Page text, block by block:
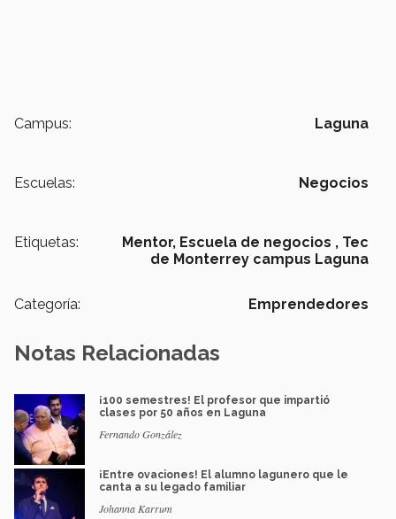
Campus: Laguna
Escuelas: Negocios
Etiquetas: Mentor, Escuela de negocios , Tec
de Monterrey campus Laguna
Categoría: Emprendedores
Notas Relacionadas
¡100 semestres! El profesor que impartió
clases por 50 años en Laguna
Fernando González
¡Entre ovaciones! El alumno lagunero que le
canta a su legado familiar
Johanna Karrum